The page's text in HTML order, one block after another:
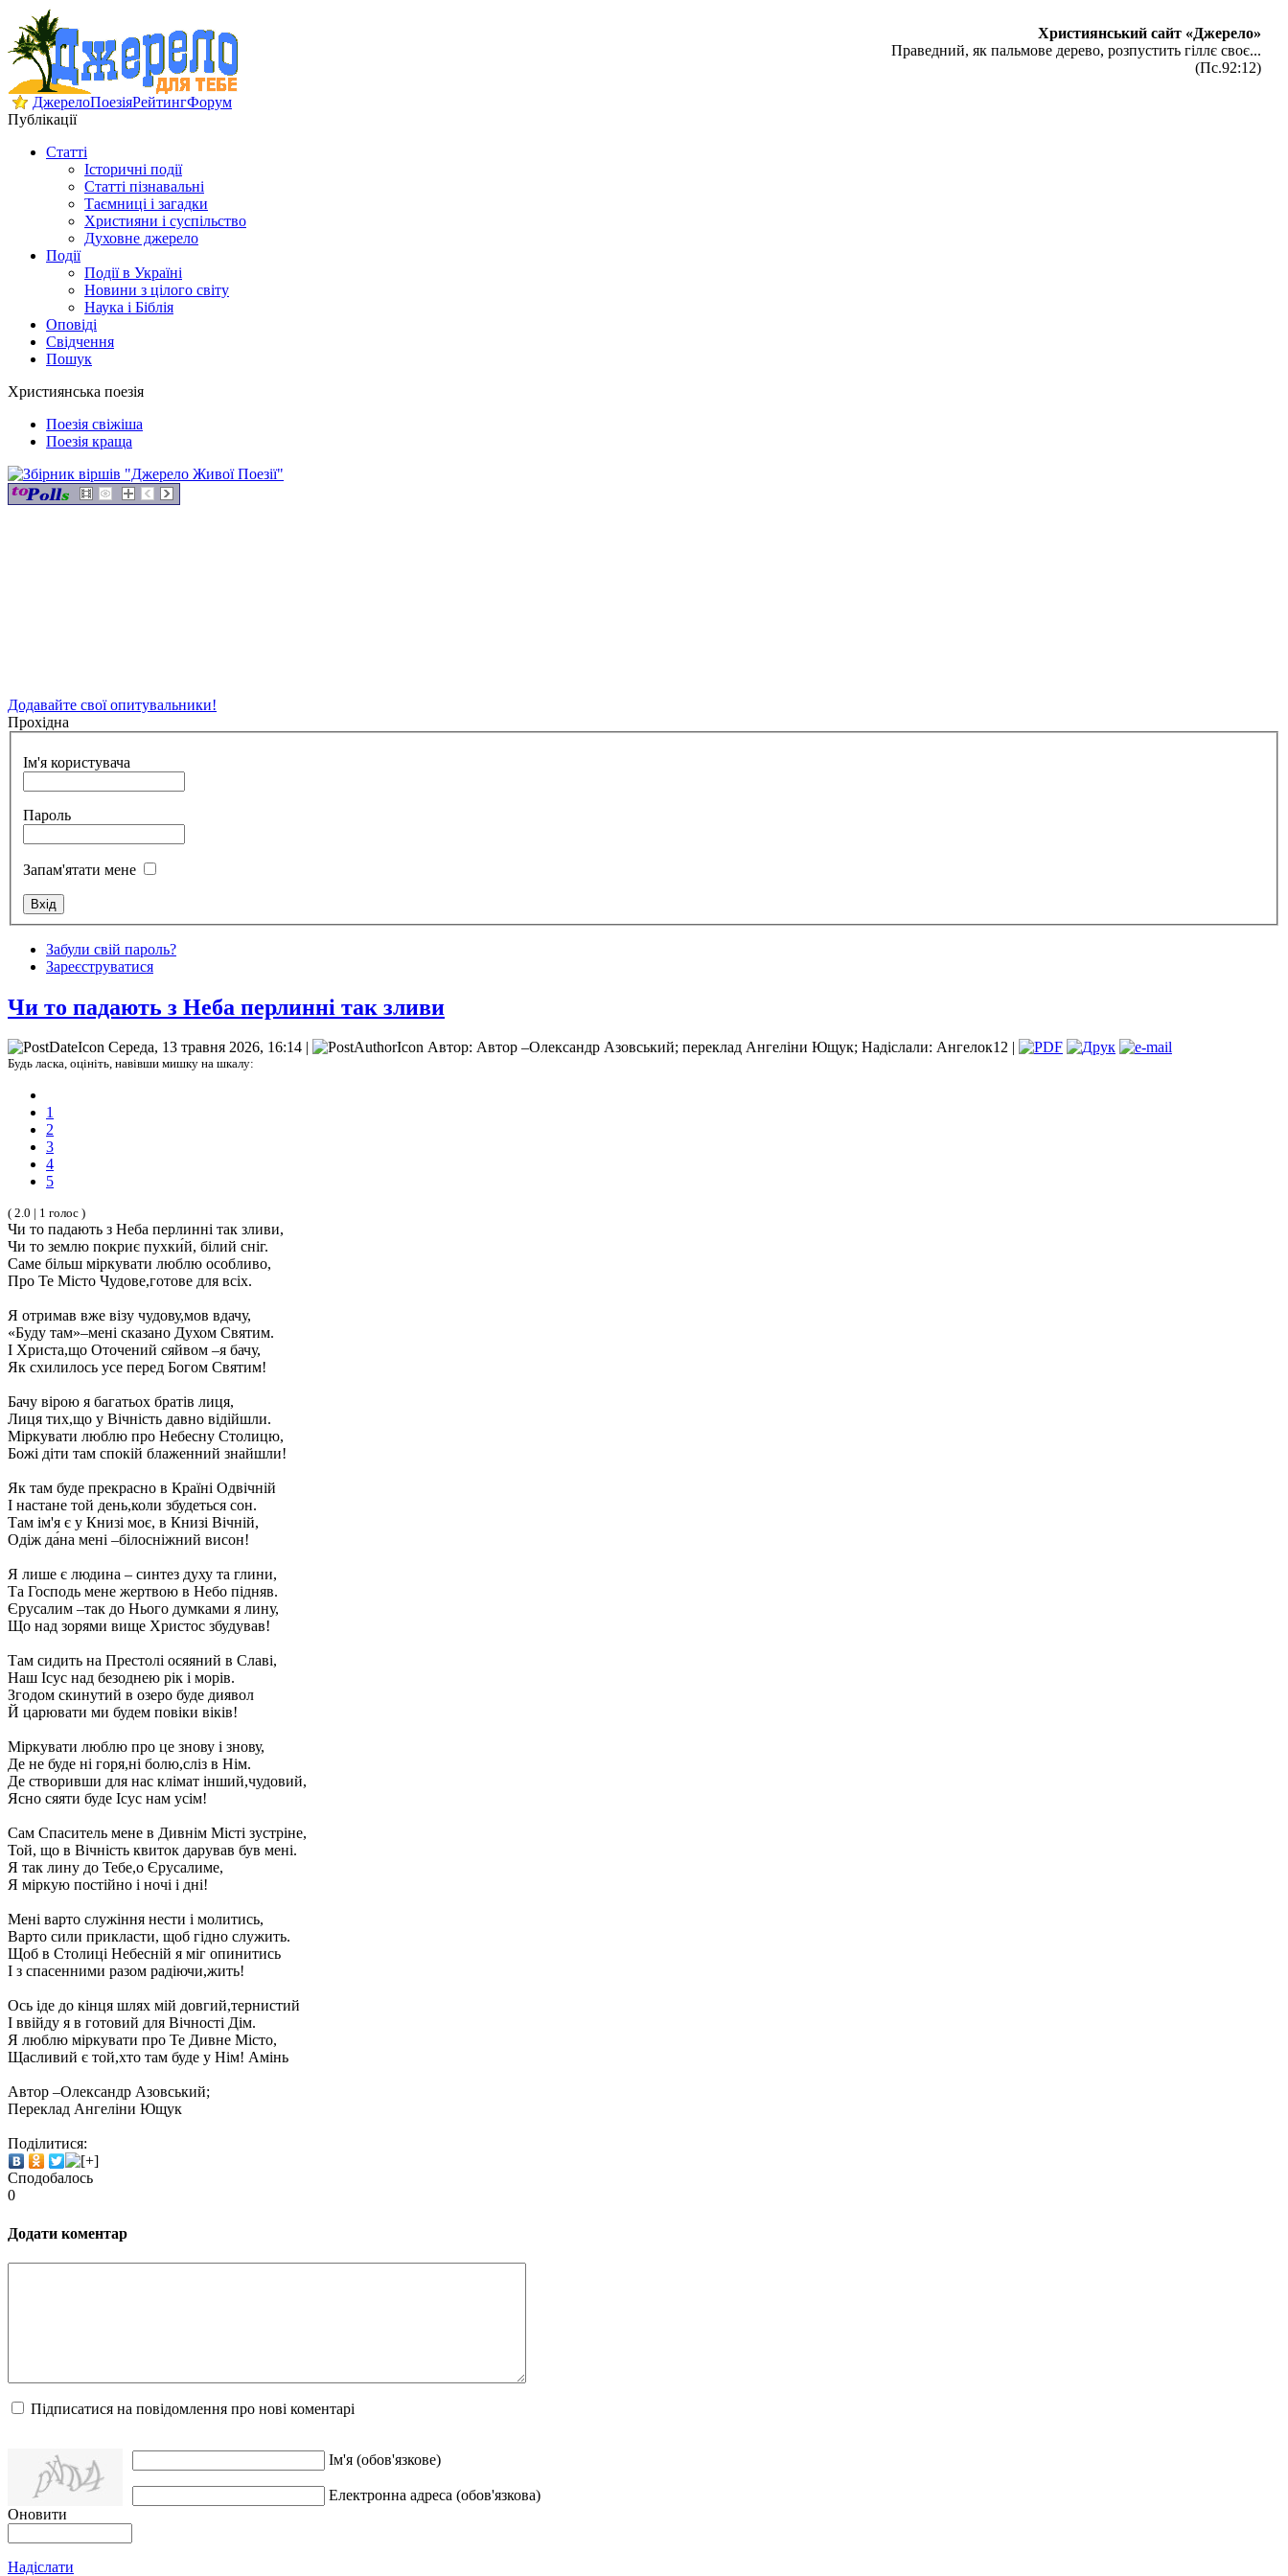
Християнський сайт «Джерело»
Праведний, як пальмове дерево, розпустить гіллє своє...
(Пс.92:12)
ДжерелоПоезіяРейтингФорум
Публікації
Статті
Історичні події
Статті пізнавальні
Таємниці і загадки
Християни і суспільство
Духовне джерело
Події
Події в Україні
Новини з цілого світу
Наука і Біблія
Оповіді
Свідчення
Пошук
Християнська поезія
Поезія свіжіша
Поезія краща
Додавайте свої опитувальники!
Прохідна
Ім'я користувача
Пароль
Запам'ятати мене
Забули свій пароль?
Зареєструватися
Чи то падають з Неба перлинні так зливи
Середа, 13 травня 2026, 16:14 | Автор: Автор –Олександр Азовський; переклад Ангеліни Ющук; Надіслали: Ангелок12 |
Будь ласка, оцініть, навівши мишку на шкалу:
1
2
3
4
5
( 2.0 | 1 голос )
Чи то падають з Неба перлинні так зливи,
Чи то землю покриє пухки́й, білий сніг.
Саме більш міркувати люблю особливо,
Про Те Місто Чудове,готове для всіх.
Я отримав вже візу чудову,мов вдачу,
«Буду там»–мені сказано Духом Святим.
І Христа,що Оточений сяйвом –я бачу,
Як схилилось усе перед Богом Святим!
Бачу вірою я багатьох братів лиця,
Лиця тих,що у Вічність давно відійшли.
Міркувати люблю про Небесну Столицю,
Божі діти там спокій блаженний знайшли!
Як там буде прекрасно в Країні Одвічній
І настане той день,коли збудеться сон.
Там ім'я є у Книзі моє, в Книзі Вічній,
Одіж да́на мені –білосніжний висон!
Я лише є людина – синтез духу та глини,
Та Господь мене жертвою в Небо підняв.
Єрусалим –так до Нього думками я лину,
Що над зорями вище Христос збудував!
Там сидить на Престолі осяяний в Славі,
Наш Ісус над безоднею рік і морів.
Згодом скинутий в озеро буде диявол
Й царювати ми будем повіки віків!
Міркувати люблю про це знову і знову,
Де не буде ні горя,ні болю,сліз в Нім.
Де створивши для нас клімат інший,чудовий,
Ясно сяяти буде Ісус нам усім!
Сам Спаситель мене в Дивнім Місті зустріне,
Той, що в Вічність квиток дарував був мені.
Я так лину до Тебе,о Єрусалиме,
Я міркую постійно і ночі і дні!
Мені варто служіння нести і молитись,
Варто сили прикласти, щоб гідно служить.
Щоб в Столиці Небесній я міг опинитись
І з спасенними разом радіючи,жить!
Ось іде до кінця шлях мій довгий,тернистий
І ввійду я в готовий для Вічності Дім.
Я люблю міркувати про Те Дивне Місто,
Щасливий є той,хто там буде у Нім! Амінь
Автор –Олександр Азовський;
Переклад Ангеліни Ющук
Поділитися:
Сподобалось
0
Додати коментар
Підписатися на повідомлення про нові коментарі
Оновити
Ім'я (обов'язкове)
Електронна адреса (обов'язкова)
Надіслати